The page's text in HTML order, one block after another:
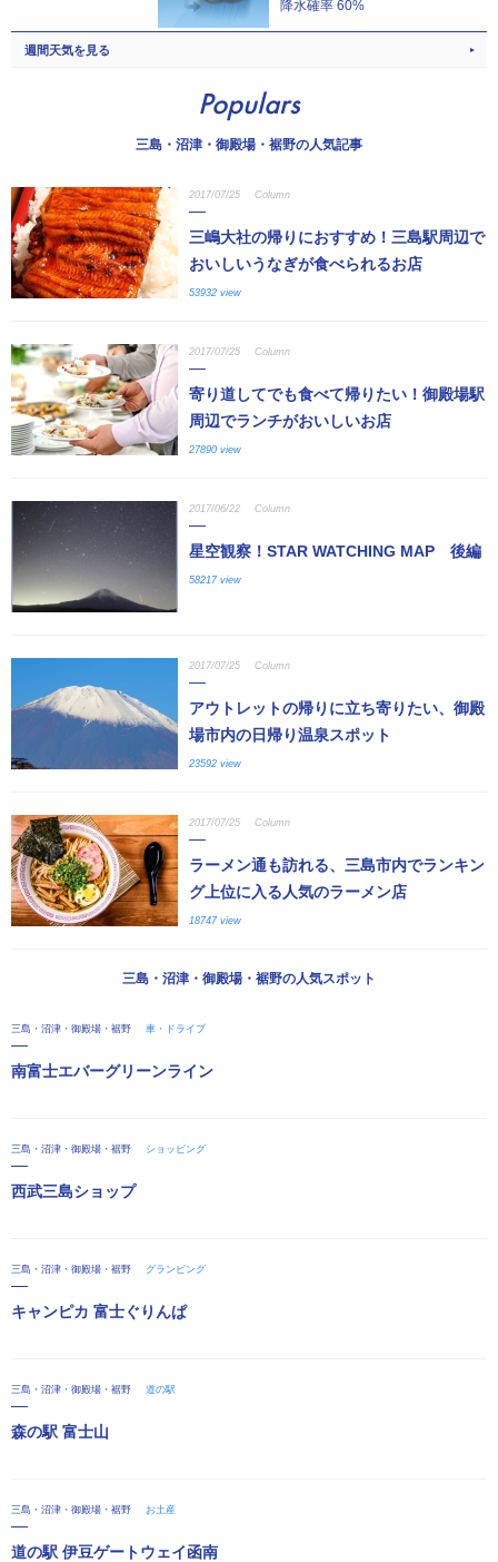
降水確率 60%
週間天気を見る
Populars
三島・沼津・御殿場・裾野の人気記事
2017/07/25 Column
三嶋大社の帰りにおすすめ！三島駅周辺で
おいしいうなぎが食べられるお店
53932 view
2017/07/25 Column
寄り道してでも食べて帰りたい！御殿場駅
周辺でランチがおいしいお店
27890 view
2017/06/22 Column
星空観察！STAR WATCHING MAP 後編
58217 view
2017/07/25 Column
アウトレットの帰りに立ち寄りたい、御殿
場市内の日帰り温泉スポット
23592 view
2017/07/25 Column
ラーメン通も訪れる、三島市内でランキン
グ上位に入る人気のラーメン店
18747 view
三島・沼津・御殿場・裾野の人気スポット
三島・沼津・御殿場・裾野 車・ドライブ
南富士エバーグリーンライン
三島・沼津・御殿場・裾野 ショッピング
西武三島ショップ
三島・沼津・御殿場・裾野 グランピング
キャンピカ 富士ぐりんぱ
三島・沼津・御殿場・裾野 道の駅
森の駅 富士山
三島・沼津・御殿場・裾野 お土産
道の駅 伊豆ゲートウェイ函南